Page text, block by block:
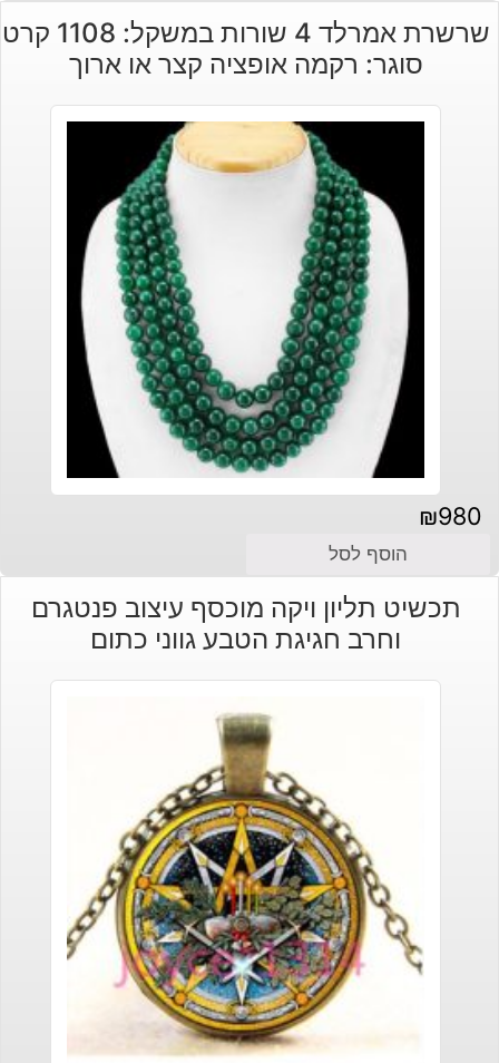
שרשרת אמרלד 4 שורות במשקל: 1108 קרט
סוגר: רקמה אופציה קצר או ארוך
₪980
הוסף לסל
תכשיט תליון ויקה מוכסף עיצוב פנטגרם
וחרב חגיגת הטבע גווני כתום